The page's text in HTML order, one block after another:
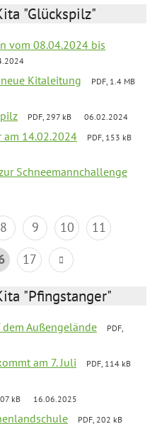
"Glückspilz"
vom 08.04.2024 bis
Kitaleitung
PDF, 1.4 MB
PDF, 297 kB 06.02.2024
am 14.02.2024
PDF, 153 kB
Schneemannchallenge
8 9 10
11
17
"Pfingstanger"
Außengelände
PDF,
am 7. Juli
PDF, 114 kB
kB 16.06.2025
PDF, 202 kB